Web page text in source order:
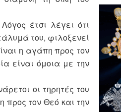
έτσι λέγει ότι
του, φιλοξενεί
η αγάπη προς τον
είναι όμοια με την
οι τηρητές του
προς τον Θεό και την